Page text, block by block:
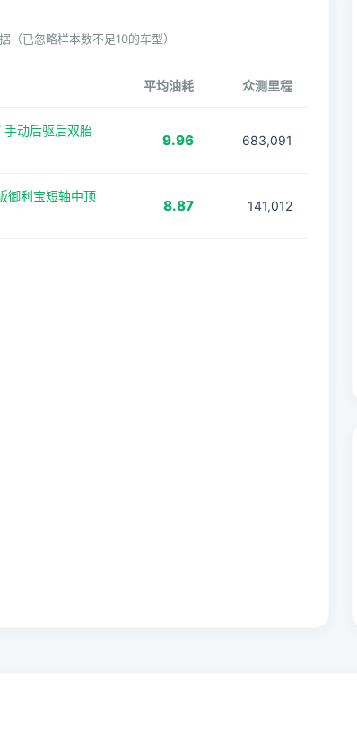
（已忽略样本数不足10的车型）
平均油耗 众测里程
动后驱后双胎
9.96 683,091
御利宝短轴中顶
8.87 141,012